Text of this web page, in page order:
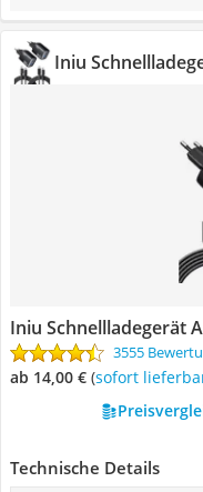
Iniu
Iniu Schnellladegerät
3555
ab 14,00 € ( Sofort
Technische Details